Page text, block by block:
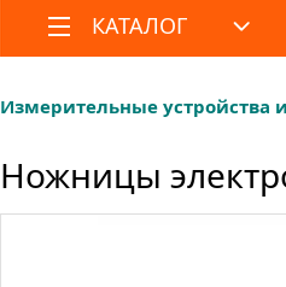
КАТАЛОГ
Измерительные устройства
Ножницы